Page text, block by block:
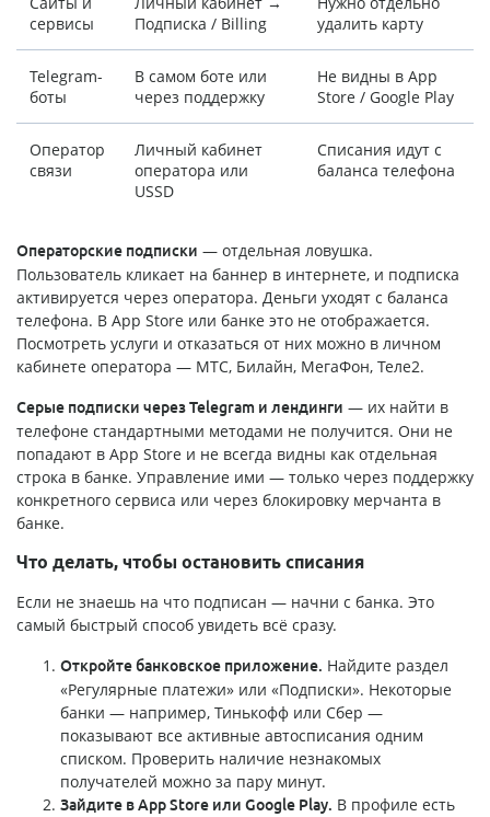
сервисы
Подписка / Billing
удалить карту
Telegram-
боты
В самом боте или
через поддержку
Не видны в App
Store / Google Play
Оператор
связи
Личный кабинет
оператора или
USSD
Списания идут с
баланса телефона
Операторские подписки — отдельная ловушка.
Пользователь кликает на баннер в интернете, и подписка
активируется через оператора. Деньги уходят с баланса
телефона. В App Store или банке это не отображается.
Посмотреть услуги и отказаться от них можно в личном
кабинете оператора — МТС, Билайн, МегаФон, Теле2.
Серые подписки через Telegram и лендинги — их найти в
телефоне стандартными методами не получится. Они не
попадают в App Store и не всегда видны как отдельная
строка в банке. Управление ими — только через поддержку
конкретного сервиса или через блокировку мерчанта в
банке.
Что делать, чтобы остановить списания
Если не знаешь на что подписан — начни с банка. Это
самый быстрый способ увидеть всё сразу.
Откройте банковское приложение. Найдите раздел
«Регулярные платежи» или «Подписки». Некоторые
банки — например, Тинькофф или Сбер —
показывают все активные автосписания одним
списком. Проверить наличие незнакомых
получателей можно за пару минут.
Зайдите в App Store или Google Play. В профиле есть